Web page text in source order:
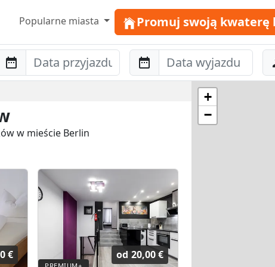
Popularne miasta Promuj swoją kwaterę
Anreise Abreise
w mieście Berlin
€ od 20,00 €
+
−